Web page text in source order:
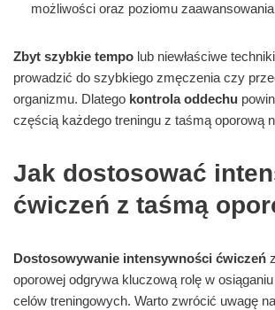
możliwości oraz poziomu
Zbyt szybkie tempo lub niewłaściwe
prowadzić do szybkiego zmęczenia czy
organizmu. Dlatego kontrola oddechu
częścią każdego treningu z taśmą oporową
Jak dostosować
ćwiczeń z taśmą
Dostosowywanie intensywności ćwiczeń
oporowej odgrywa kluczową rolę w
celów treningowych. Warto zwrócić uwagę